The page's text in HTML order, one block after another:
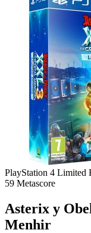
PlayStation 4 Limited
59 Metascore
Asterix y
Menhir